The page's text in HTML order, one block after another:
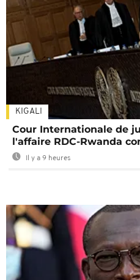
KIGALI
Cour Internationale de
l'affaire RDC-Rwanda
Il y a 9 heures